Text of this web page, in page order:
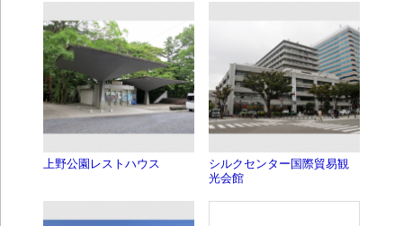
上野公園レストハウス
シルクセンター国際貿易観
光会館